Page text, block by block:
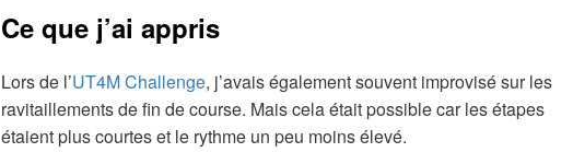
Ce que j’ai appris
Lors de l’UT4M Challenge, j’avais également souvent improvisé sur les
ravitaillements de fin de course. Mais cela était possible car les étapes
étaient plus courtes et le rythme un peu moins élevé.